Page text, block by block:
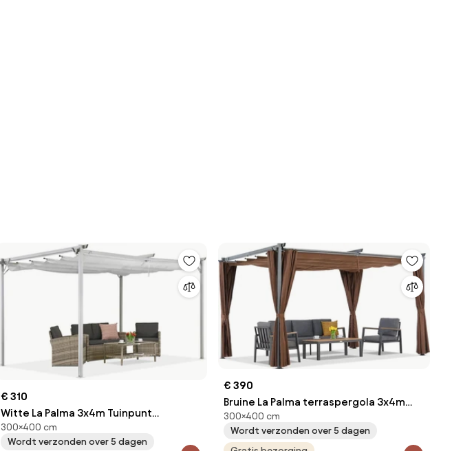
€ 310
Witte La Palma 3x4m Tuinpunt
terraspergola
300×400 cm
Wordt verzonden over 5 dagen
€ 390
Bruine La Palma terraspergola 3x4m
met Garden Point gordijnen
300×400 cm
Wordt verzonden over 5 dagen